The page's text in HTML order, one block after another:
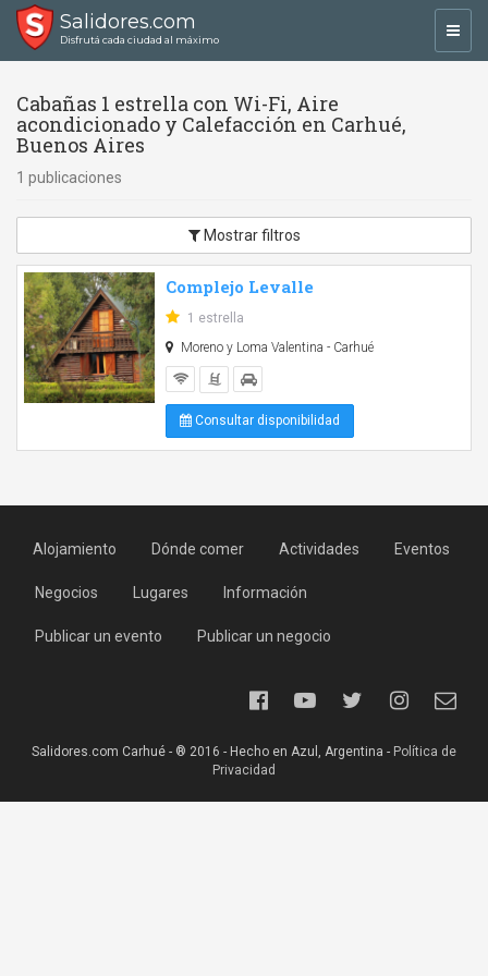
Salidores.com
Disfrutá cada ciudad al máximo
Cabañas 1 estrella con Wi-Fi, Aire
acondicionado y Calefacción en Carhué,
Buenos Aires
1 publicaciones
Mostrar filtros
Complejo Levalle
1 estrella
Moreno y Loma Valentina - Carhué
Consultar disponibilidad
Alojamiento Dónde comer Actividades Eventos
Negocios Lugares Información
Publicar un evento Publicar un negocio
Salidores.com Carhué - ® 2016 - Hecho en Azul, Argentina - Política de
Privacidad